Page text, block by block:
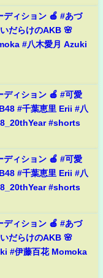
ィション 🍎 #あづ
だらけのAKB 🌸
#八木愛月 Azuki
ィション 🍎 #可愛
#千葉恵里 Erii #八
#shorts
ィション 🍎 #可愛
#千葉恵里 Erii #八
#shorts
ィション 🍎 #あづ
だらけのAKB 🌸
#伊藤百花 Momoka